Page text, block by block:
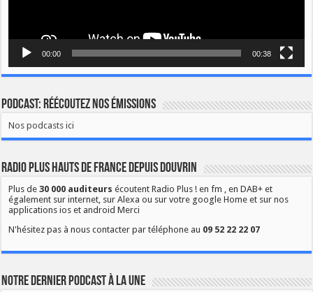
00:00 00:38
Podcast: Réécoutez nos émissions
Nos podcasts ici
Radio Plus Hauts de France depuis Douvrin
Plus de30 000 auditeurs écoutent Radio Plus ! en fm , en DAB+ et
également sur internet, sur Alexa ou sur votre google Home et sur nos
applications ios et android Merci
N'hésitez pas à nous contacter par téléphone au 09 52 22 22 07
Notre dernier podcast à la une